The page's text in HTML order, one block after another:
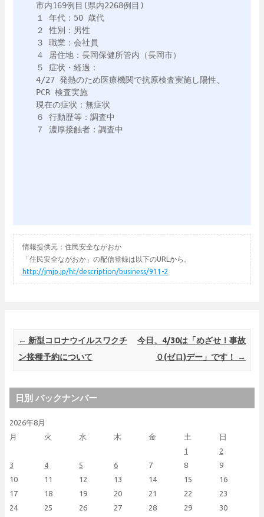
市内169例目(県内2268例目)
１ 年代：50 歳代
２ 性別：男性
３ 職業：会社員
４ 居住地：長岡保健所管内（長岡市）
５ 症状・経過：
4/27 発熱のため医療機関で抗原検査実施し陽性、
PCR 検査実施
現在の症状：無症状
６ 行動歴等：調査中
７ 濃厚接触者：調査中
情報提供元：住民安全ながおか
「住民安全ながおか」の配信登録は以下のURLから。
http://jmjp.jp/ht/description/business/911-2
Post navigation
← 新型コロナウイルスワクチ
ン接種予約について
今日、4/30は「めざせ！事故
０(ゼロ)デー」です！
→
日別 バックナンバー
2026年8月
月
火 水 木 金 土
日
1
2
3
4 5 6 7 8
9
10
11 12 13 14 15
16
17
18 19 20 21 22
23
24
25 26 27 28 29 30